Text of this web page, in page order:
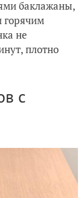
баклажаны,
горячим
не
плотно
с